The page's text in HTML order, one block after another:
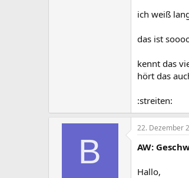
ich weiß
das ist
kennt das
hört das
:streiten:
B
22. Dezember
AW:
Hallo,